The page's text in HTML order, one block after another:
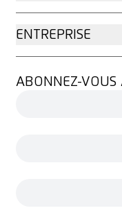
ENTREPRISE
ABONNEZ-VOUS